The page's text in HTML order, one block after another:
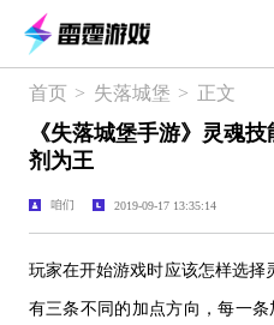
首页 > 失落城堡 > 正文
《失落城堡手游》灵魂
剂为王
咱们 2019-09-17 13:35:14
玩家在开始游戏时应该怎样选择
有三条不同的加点方向，每一